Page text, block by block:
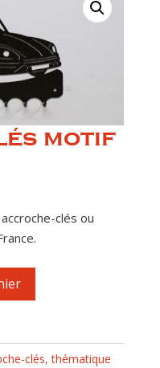
motif
clés ou
clés,thématique